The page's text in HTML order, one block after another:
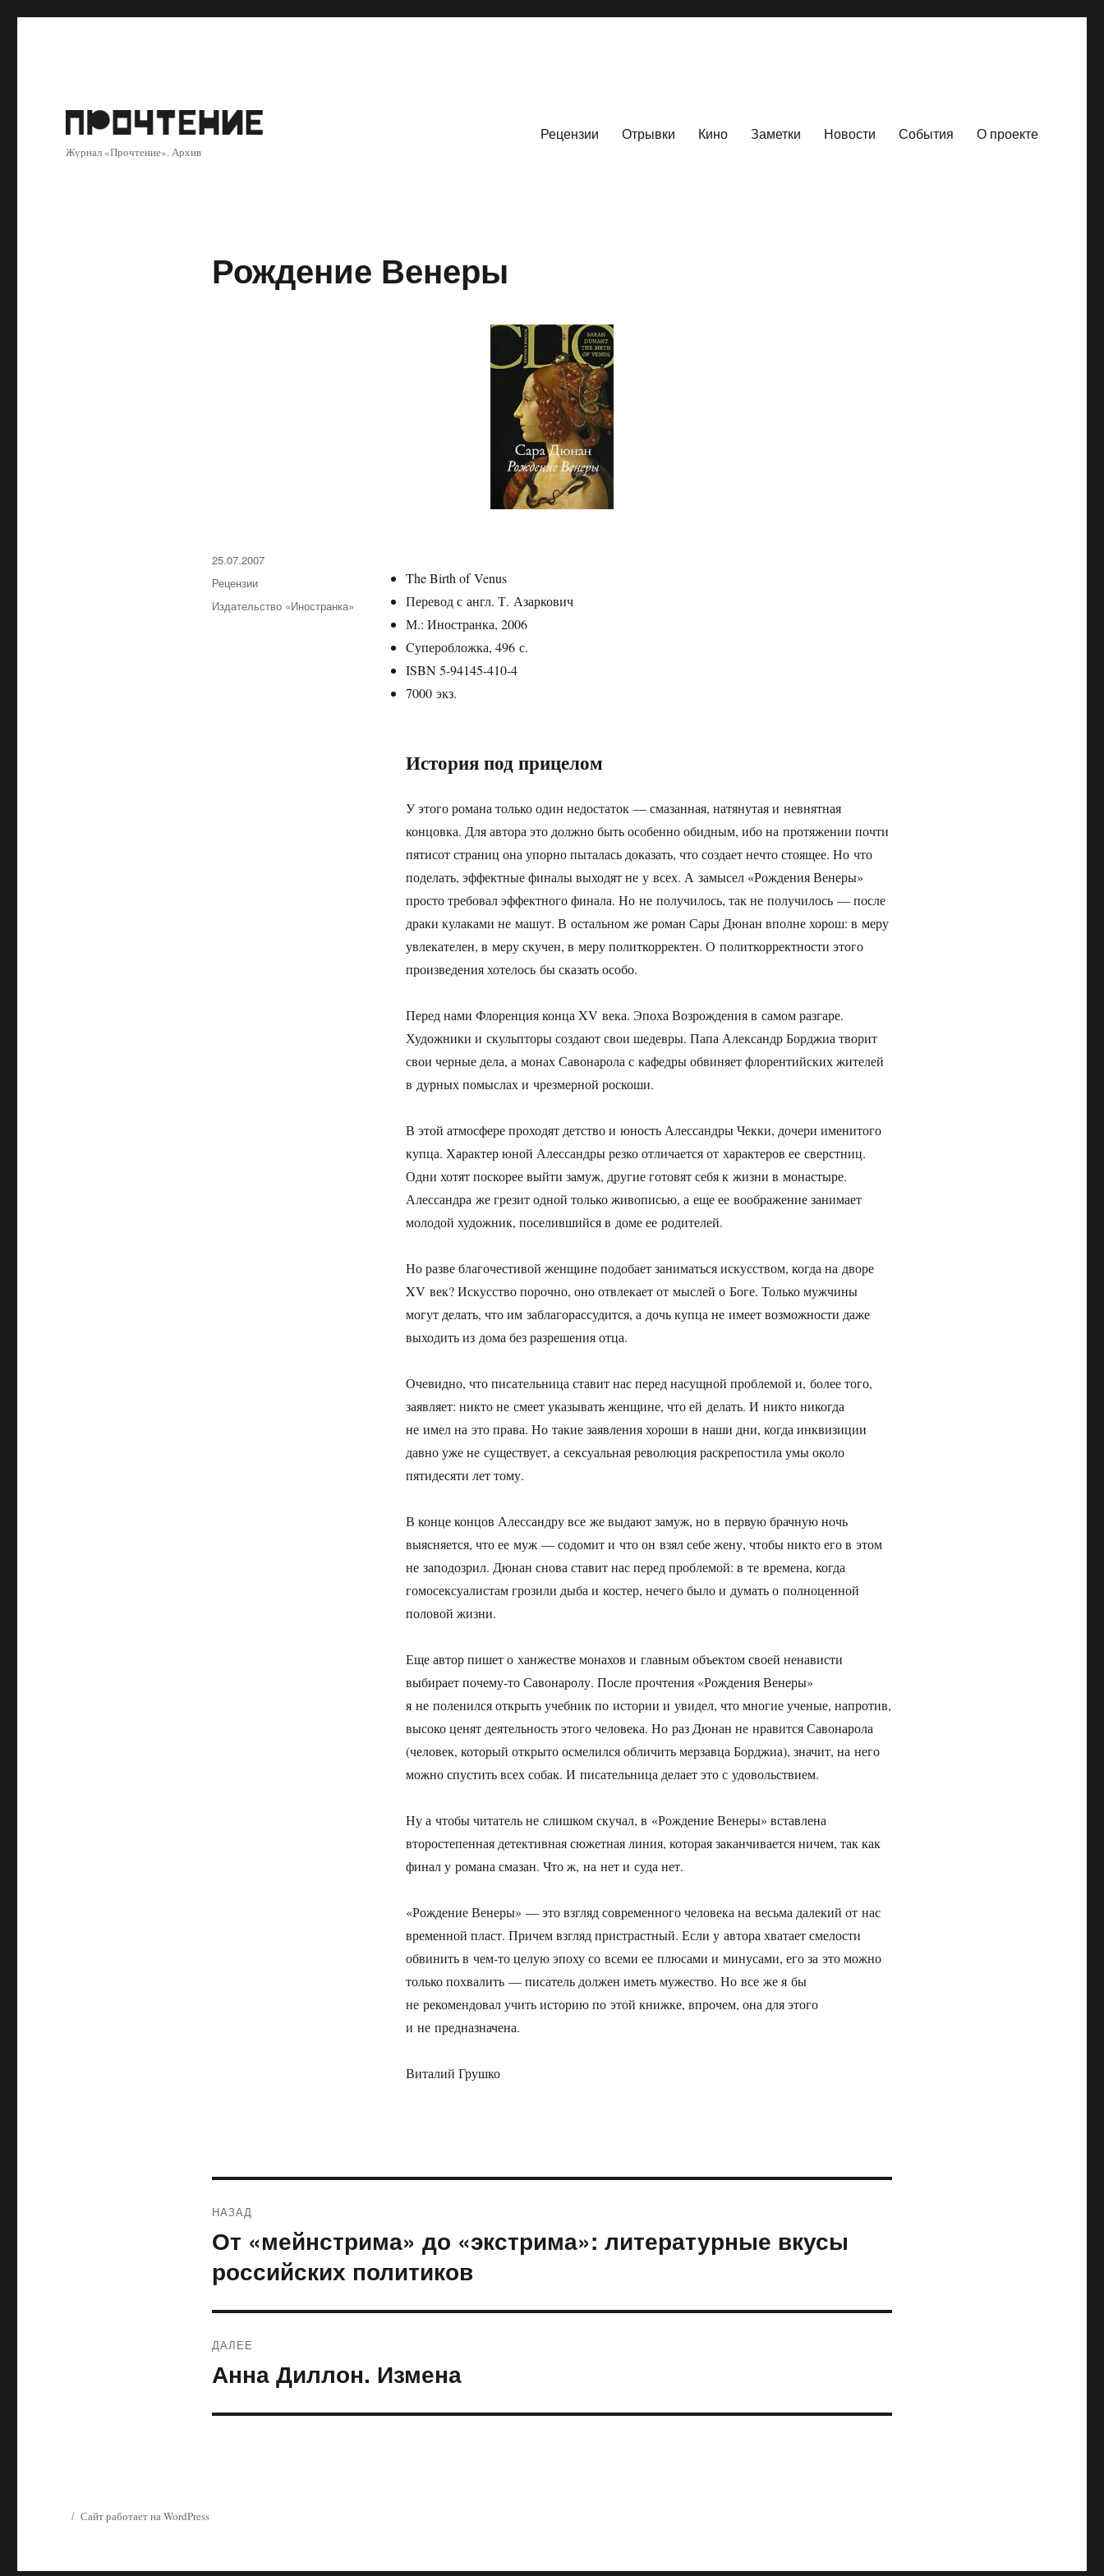
Журнал «Прочтение». Архив
Рецензии Отрывки Кино Заметки Новости События О проекте
Рождение Венеры
The Birth of Venus
Перевод с англ. Т. Азаркович
М.: Иностранка, 2006
Cуперобложка, 496 с.
ISBN 5-94145-410-4
7000 экз.
История под прицелом
У этого романа только один недостаток — смазанная, натянутая и невнятная
концовка. Для автора это должно быть особенно обидным, ибо на протяжении почти
пятисот страниц она упорно пыталась доказать, что создает нечто стоящее. Но что
поделать, эффектные финалы выходят не у всех. А замысел «Рождения Венеры»
просто требовал эффектного финала. Но не получилось, так не получилось — после
драки кулаками не машут. В остальном же роман Сары Дюнан вполне хорош: в меру
увлекателен, в меру скучен, в меру политкорректен. О политкорректности этого
произведения хотелось бы сказать особо.
Перед нами Флоренция конца XV века. Эпоха Возрождения в самом разгаре.
Художники и скульпторы создают свои шедевры. Папа Александр Борджиа творит
свои черные дела, а монах Савонарола с кафедры обвиняет флорентийских жителей
в дурных помыслах и чрезмерной роскоши.
В этой атмосфере проходят детство и юность Алессандры Чекки, дочери именитого
купца. Характер юной Алессандры резко отличается от характеров ее сверстниц.
Одни хотят поскорее выйти замуж, другие готовят себя к жизни в монастыре.
Алессандра же грезит одной только живописью, а еще ее воображение занимает
молодой художник, поселившийся в доме ее родителей.
Но разве благочестивой женщине подобает заниматься искусством, когда на дворе
XV век? Искусство порочно, оно отвлекает от мыслей о Боге. Только мужчины
могут делать, что им заблагорассудится, а дочь купца не имеет возможности даже
выходить из дома без разрешения отца.
Очевидно, что писательница ставит нас перед насущной проблемой и, более того,
заявляет: никто не смеет указывать женщине, что ей делать. И никто никогда
не имел на это права. Но такие заявления хороши в наши дни, когда инквизиции
давно уже не существует, а сексуальная революция раскрепостила умы около
пятидесяти лет тому.
В конце концов Алессандру все же выдают замуж, но в первую брачную ночь
выясняется, что ее муж — содомит и что он взял себе жену, чтобы никто его в этом
не заподозрил. Дюнан снова ставит нас перед проблемой: в те времена, когда
гомосексуалистам грозили дыба и костер, нечего было и думать о полноценной
половой жизни.
Еще автор пишет о ханжестве монахов и главным объектом своей ненависти
выбирает почему-то Савонаролу. После прочтения «Рождения Венеры»
я не поленился открыть учебник по истории и увидел, что многие ученые, напротив,
высоко ценят деятельность этого человека. Но раз Дюнан не нравится Савонарола
(человек, который открыто осмелился обличить мерзавца Борджиа), значит, на него
можно спустить всех собак. И писательница делает это с удовольствием.
Ну а чтобы читатель не слишком скучал, в «Рождение Венеры» вставлена
второстепенная детективная сюжетная линия, которая заканчивается ничем, так как
финал у романа смазан. Что ж, на нет и суда нет.
«Рождение Венеры» — это взгляд современного человека на весьма далекий от нас
временной пласт. Причем взгляд пристрастный. Если у автора хватает смелости
обвинить в чем-то целую эпоху со всеми ее плюсами и минусами, его за это можно
только похвалить — писатель должен иметь мужество. Но все же я бы
не рекомендовал учить историю по этой книжке, впрочем, она для этого
и не предназначена.
Виталий Грушко
Опубликовано
25.07.2007
Рубрики
Рецензии
Метки
Издательство «Иностранка»
по
записям
НАЗАД
Предыдущая
От «мейнстрима» до «экстрима»: литературные вкусы
российских политиков
ДАЛЕЕ
Следующая
Анна Диллон. Измена
Сайт работает на WordPress